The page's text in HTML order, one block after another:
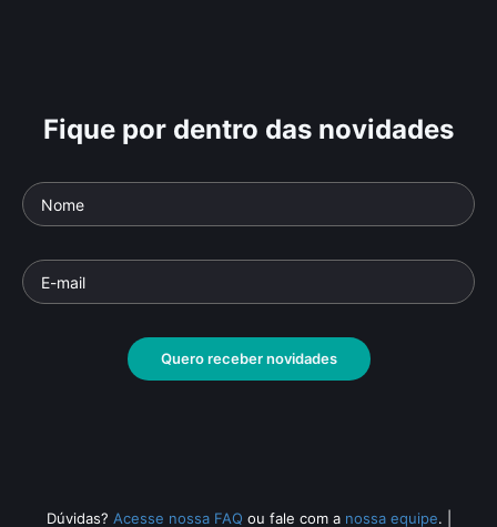
Fique por dentro das novidades
Quero receber novidades
Dúvidas? Acesse nossa FAQ ou fale com a nossa equipe.